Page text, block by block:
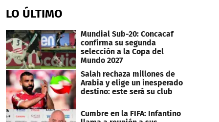
of
45
LO ÚLTIMO
Mundial Sub-20: Concacaf
confirma su segunda
selección a la Copa del
Mundo 2027
Salah rechaza millones de
Arabia y elige un inesperado
destino: este será su club
Cumbre en la FIFA: Infantino